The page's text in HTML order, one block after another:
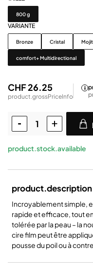
Taille
800 g
VARIANTE
Variante
Bronze Cristal
comfort+ Multidirectional
CHF 26.25
product.grossPriceInfo
product.stock.available
product.description
Incroyablement simple,
rapide et efficace, tout
tolérée par la peau – la
cire film peut être
pousse du poil ou à